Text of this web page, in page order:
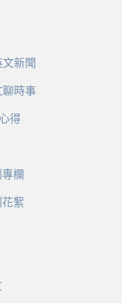
新聞
聊時事
得
欄
絮